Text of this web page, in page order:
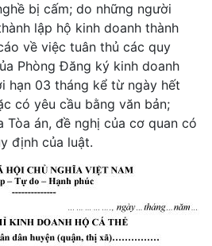
bị cấm; do những người
lập hộ kinh doanh thành
về việc tuân thủ các quy
Phòng Đăng ký kinh doanh
hạn 03 tháng kể từ ngày hết
có yêu cầu bằng văn bản;
Tòa án, đề nghị của cơ quan có
định của luật.